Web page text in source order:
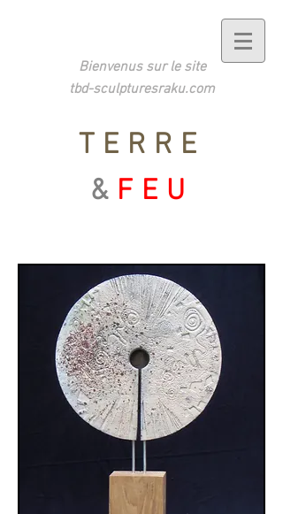
Bienvenus sur le site
tbd-sculpturesraku.com
TERRE
& FEU